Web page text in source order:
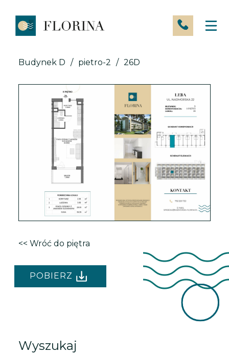
content
Budynek D / pietro-2 / 26D
<< Wróć do piętra
POBIERZ
Wyszukaj